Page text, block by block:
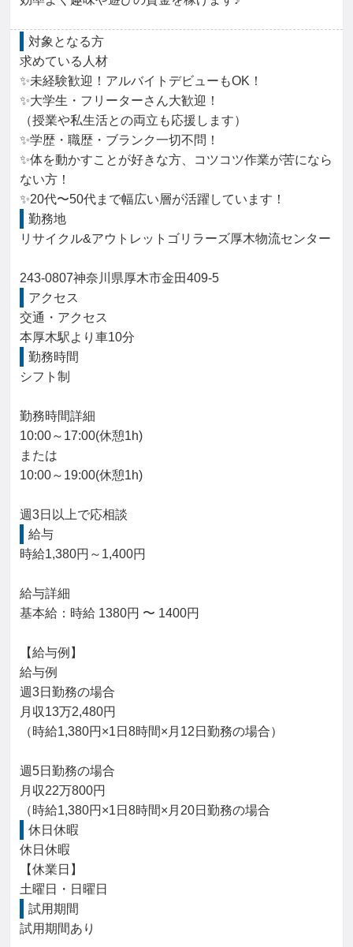
対象となる方
求めている人材
✨未経験歓迎！アルバイトデビューもOK！
✨大学生・フリーターさん大歓迎！
（授業や私生活との両立も応援します）
✨学歴・職歴・ブランク一切不問！
✨体を動かすことが好きな方、コツコツ作業が苦になら
ない方！
✨20代〜50代まで幅広い層が活躍しています！
勤務地
リサイクル&アウトレットゴリラーズ厚木物流センター
243-0807神奈川県厚木市金田409-5
アクセス
交通・アクセス
本厚木駅より車10分
勤務時間
シフト制
勤務時間詳細
10:00～17:00(休憩1h)
または
10:00～19:00(休憩1h)
週3日以上で応相談
給与
時給1,380円～1,400円
給与詳細
基本給：時給 1380円 〜 1400円
【給与例】
給与例
週3日勤務の場合
月収13万2,480円
（時給1,380円×1日8時間×月12日勤務の場合）
週5日勤務の場合
月収22万800円
（時給1,380円×1日8時間×月20日勤務の場合
休日休暇
休日休暇
【休業日】
土曜日・日曜日
試用期間
試用期間あり